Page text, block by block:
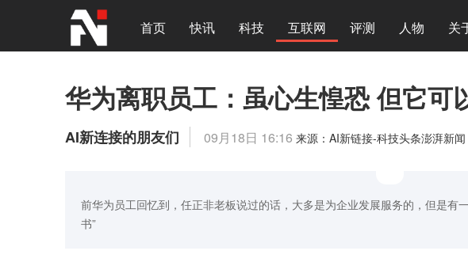
首页 快讯 科技 互联网 评测 人物 关
华为离职员工：虽心生惶恐 但它可
AI新连接的朋友们 09月18日 16:16 来源：AI新链接-科技头条澎湃新闻
前华为员工回忆到，任正非老板说过的话，大多是为企业发展服务的，但是
书”